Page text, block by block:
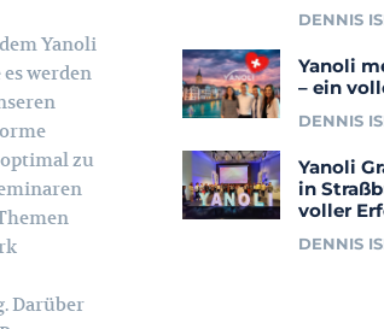
Yanoli
werden
zu
Darüber
DENNIS
Yanoli
– ein
DENNIS
Yanoli
in
voller
DENNIS